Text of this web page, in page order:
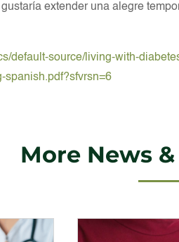
extender una alegre
default-source/living-with-
spanish.pdf?sfvrsn=6
More News